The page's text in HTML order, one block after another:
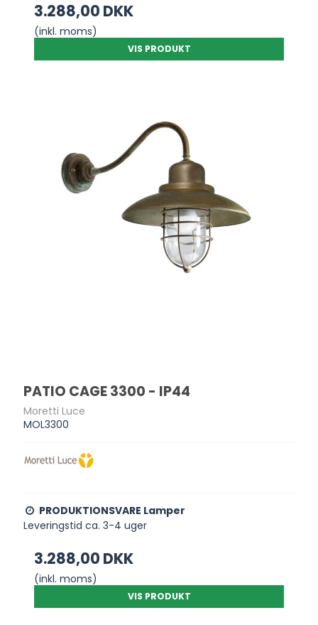
3.288,00 DKK
(inkl. moms)
VIS PRODUKT
PATIO CAGE 3300 - IP44
Moretti Luce
MOL3300
PRODUKTIONSVARE Lamper
Leveringstid ca. 3-4 uger
3.288,00 DKK
(inkl. moms)
VIS PRODUKT